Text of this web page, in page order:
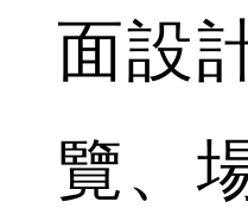
面設
覽、